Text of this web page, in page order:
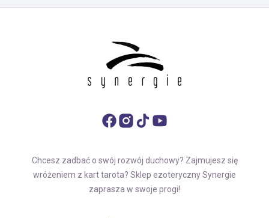
Chcesz zadbać o swój rozwój duchowy? Zajmujesz się
wróżeniem z kart tarota? Sklep ezoteryczny Synergie
zaprasza w swoje progi!